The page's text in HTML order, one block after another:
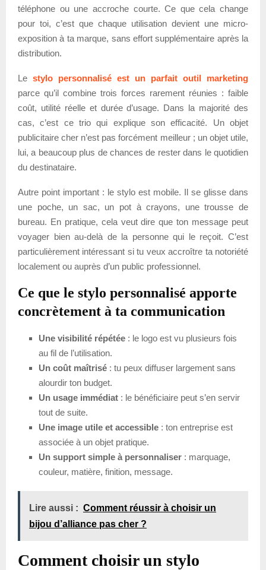
téléphone ou une accroche courte. Ce que cela change
pour toi, c’est que chaque utilisation devient une micro-
exposition à ta marque, sans effort supplémentaire après la
distribution.
Le stylo personnalisé est un parfait outil marketing
parce qu’il combine trois forces rarement réunies : faible
coût, utilité réelle et durée d’usage. Dans la majorité des
cas, c’est ce trio qui explique son efficacité. Un objet
publicitaire cher n’est pas forcément meilleur ; un objet utile,
lui, a beaucoup plus de chances de rester dans le quotidien
du destinataire.
Autre point important : le stylo est mobile. Il se glisse dans
une poche, un sac, un pot à crayons, une trousse de
bureau. En pratique, cela veut dire que ton message peut
voyager bien au-delà de la personne qui le reçoit. C’est
particulièrement intéressant si tu veux accroître ta notoriété
localement ou auprès d’un public professionnel.
Ce que le stylo personnalisé apporte
concrètement à ta communication
Une visibilité répétée : le logo est vu plusieurs fois
au fil de l’utilisation.
Un coût maîtrisé : tu peux diffuser largement sans
alourdir ton budget.
Un usage immédiat : le bénéficiaire peut s’en servir
tout de suite.
Une image utile et accessible : ton entreprise est
associée à un objet pratique.
Un support simple à personnaliser : marquage,
couleur, matière, finition, message.
Lire aussi : Comment réussir à choisir un
bijou d’alliance pas cher ?
Comment choisir un stylo